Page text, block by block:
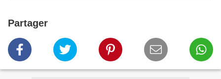
Partager